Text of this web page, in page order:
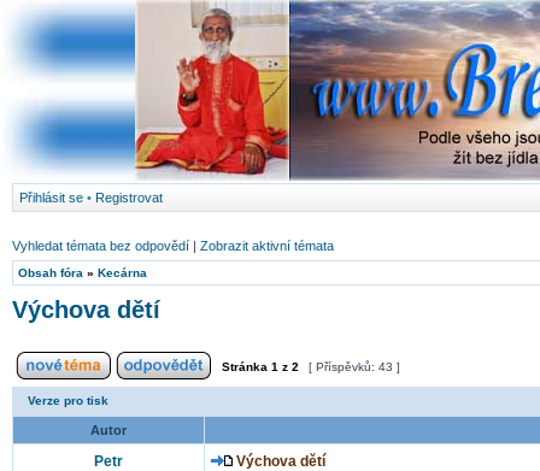
Přihlásit se • Registrovat
Vyhledat témata bez odpovědí | Zobrazit aktivní témata
Obsah fóra » Kecárna
Výchova dětí
Stránka 1 z 2 [ Příspěvků: 43 ]
Verze pro tisk
Autor
Petr Výchova dětí